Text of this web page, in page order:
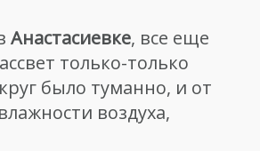
Анастасиевке, все еще
только-только
было туманно, и от
воздуха,